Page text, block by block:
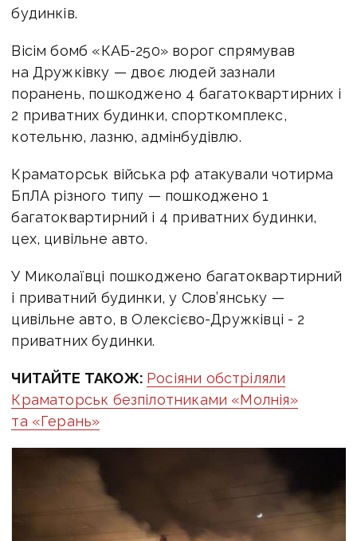
будинків.
Вісім бомб «КАБ-250» ворог спрямував
на Дружківку — двоє людей зазнали
поранень, пошкоджено 4 багатоквартирних і
2 приватних будинки, спорткомплекс,
котельню, лазню, адмінбудівлю.
Краматорськ війська рф атакували чотирма
БпЛА різного типу — пошкоджено 1
багатоквартирний і 4 приватних будинки,
цех, цивільне авто.
У Миколаївці пошкоджено багатоквартирний
і приватний будинки, у Слов’янську —
цивільне авто, в Олексієво-Дружківці - 2
приватних будинки.
ЧИТАЙТЕ ТАКОЖ: Росіяни обстріляли
Краматорськ безпілотниками «Молнія»
та «Герань»